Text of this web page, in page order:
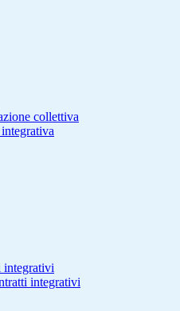
collettiva
integrativi
integrativi